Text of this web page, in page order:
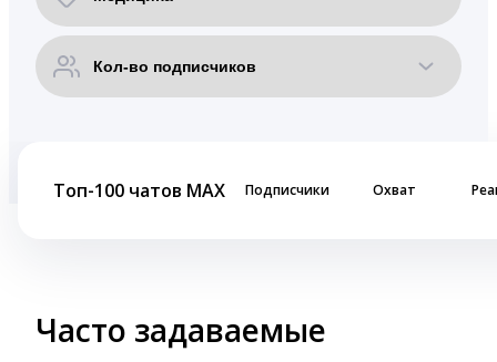
Топ-100 чатов MAX Подписчики Охват
Часто задаваемые